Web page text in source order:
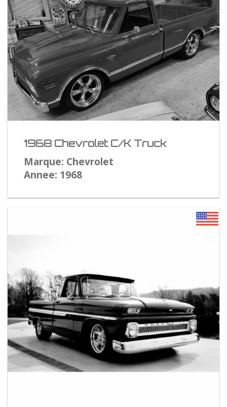
1968 Chevrolet C/K Truck
Marque: Chevrolet
Annee: 1968